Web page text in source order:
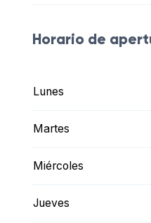
Horario de
Lunes
Martes
Miércoles
Jueves